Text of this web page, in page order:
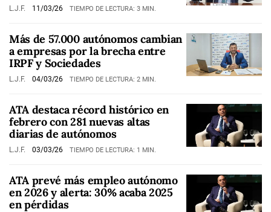
L.J.F. 11/03/26 TIEMPO DE LECTURA: 3 MIN.
Más de 57.000 autónomos cambian
a empresas por la brecha entre
IRPF y Sociedades
L.J.F. 04/03/26 TIEMPO DE LECTURA: 2 MIN.
ATA destaca récord histórico en
febrero con 281 nuevas altas
diarias de autónomos
L.J.F. 03/03/26 TIEMPO DE LECTURA: 1 MIN.
ATA prevé más empleo autónomo
en 2026 y alerta: 30% acaba 2025
en pérdidas